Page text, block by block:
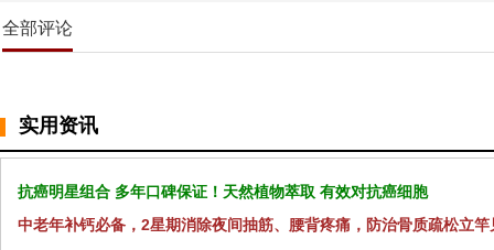
全部评论
实用资讯
抗癌明星组合 多年口碑保证！天然植物萃取 有效对抗癌细胞
中老年补钙必备，2星期消除夜间抽筋、腰背疼痛，防治骨质疏松立竿